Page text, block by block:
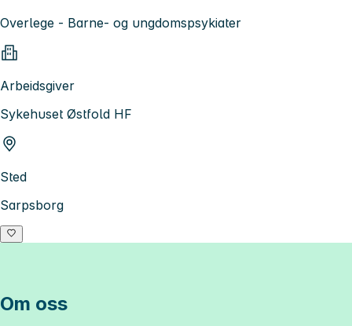
Overlege - Barne- og ungdomspsykiater
Arbeidsgiver
Sykehuset Østfold HF
Sted
Sarpsborg
Om oss